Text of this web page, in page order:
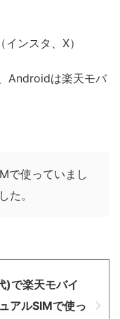
インスタ、X）
Androidは楽天モバ
で使っていまし
た。
)で楽天モバイ
アルSIMで使っ